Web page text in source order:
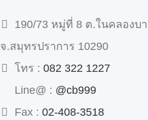
190/73 หมู่ที่ 8 ต.ในคลองบ
จ.สมุทรปราการ 10290
โทร : 082 322 1227
Line@ : @cb999
Fax : 02-408-3518